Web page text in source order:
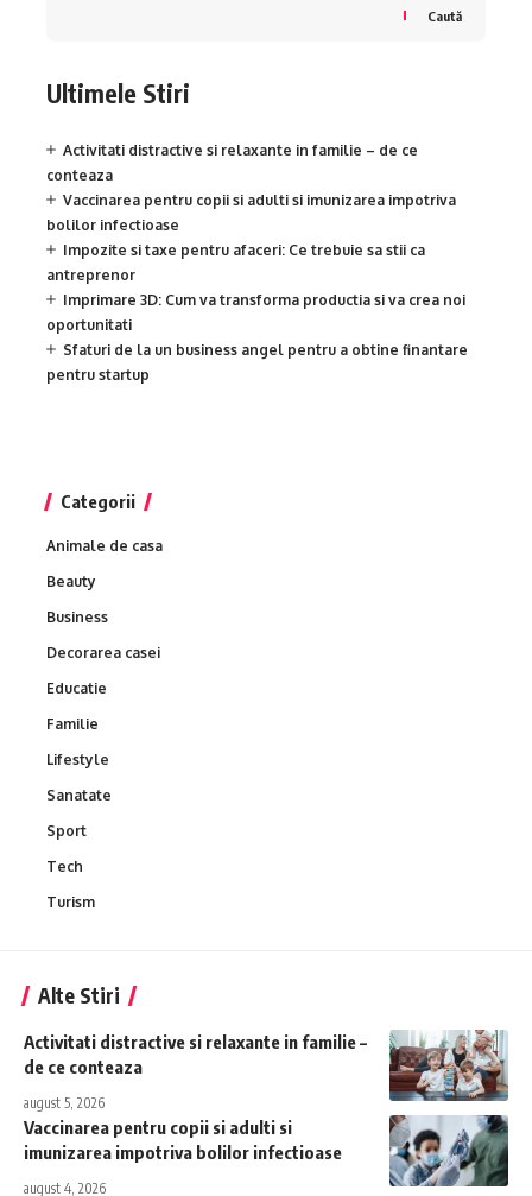
Caută
Ultimele Stiri
Activitati distractive si relaxante in familie – de ce
conteaza
Vaccinarea pentru copii si adulti si imunizarea impotriva
bolilor infectioase
Impozite si taxe pentru afaceri: Ce trebuie sa stii ca
antreprenor
Imprimare 3D: Cum va transforma productia si va crea noi
oportunitati
Sfaturi de la un business angel pentru a obtine finantare
pentru startup
Categorii
Animale de casa
Beauty
Business
Decorarea casei
Educatie
Familie
Lifestyle
Sanatate
Sport
Tech
Turism
Alte Stiri
Activitati distractive si relaxante in familie –
de ce conteaza
august 5, 2026
Vaccinarea pentru copii si adulti si
imunizarea impotriva bolilor infectioase
august 4, 2026